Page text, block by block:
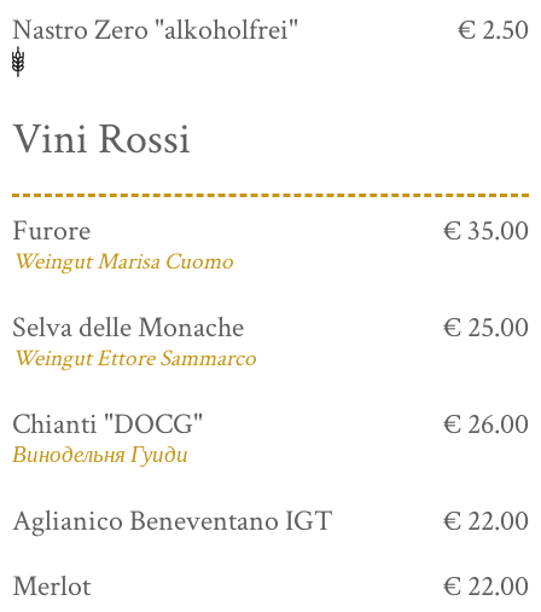
Nastro Zero "alkoholfrei"
€ 2.50
Vini Rossi
Furore
Weingut Marisa Cuomo
€ 35.00
Selva delle Monache
Weingut Ettore Sammarco
€ 25.00
Chianti "DOCG"
Винодельня Гуиди
€ 26.00
Aglianico Beneventano IGT
€ 22.00
Merlot
€ 22.00